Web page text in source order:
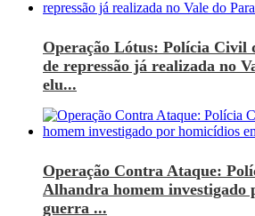
Operação Lótus: Polícia Civil
de repressão já realizada no
elu...
Operação Contra Ataque:
Alhandra homem investigado
guerra ...